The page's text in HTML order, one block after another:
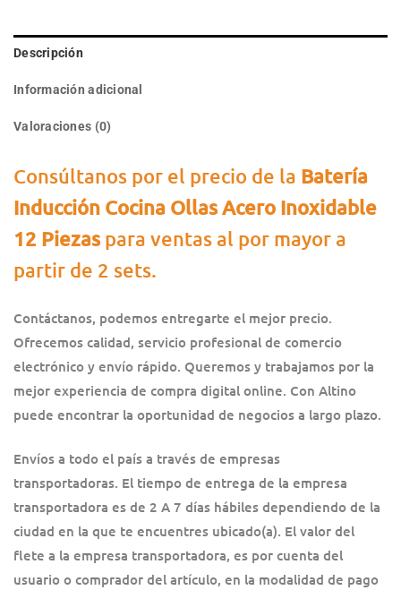
Descripción
Información adicional
Valoraciones (0)
Consúltanos por el precio de la Batería
Inducción Cocina Ollas Acero Inoxidable
12 Piezaspara ventas al por mayor a
partir de 2 sets.
Contáctanos, podemos entregarte el mejor precio.
Ofrecemos calidad, servicio profesional de comercio
electrónico y envío rápido. Queremos y trabajamos por la
mejor experiencia de compra digital online. Con Altino
puede encontrar la oportunidad de negocios a largo plazo.
Envíos a todo el país a través de empresas
transportadoras. El tiempo de entrega de la empresa
transportadora es de 2 A 7 días hábiles dependiendo de la
ciudad en la que te encuentres ubicado(a). El valor del
flete a la empresa transportadora, es por cuenta del
usuario o comprador del artículo, en la modalidad de pago